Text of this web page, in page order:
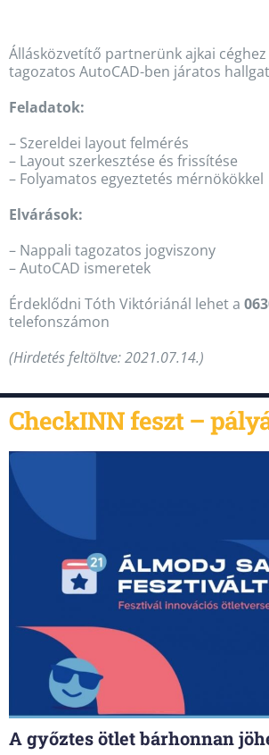
Állásközvetítő partnerünk ajkai
tagozatos AutoCAD-ben járatos
Feladatok:
– Szereldei layout felmérés
– Layout szerkesztése és frissítése
– Folyamatos egyeztetés mérnökökkel
Elvárások:
– Nappali tagozatos jogviszony
– AutoCAD ismeretek
Érdeklődni Tóth Viktóriánál lehet a
telefonszámon
(Hirdetés feltöltve: 2021.07.14.)
CheckINN feszt –
A győztes ötlet bárhonnan